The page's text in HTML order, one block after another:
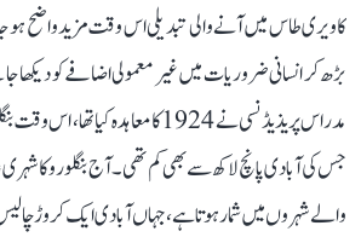
کاویری طاس میں آنے والی تبدیلی اس وقت مزید واضح
بڑھ کر انسانی ضروریات میں غیر معمولی اضافے کو
مدراس پریذیڈنسی نے 1924 کا معاہدہ
جس کی آبادی پانچ لاکھ سے بھی کم تھی۔ آج بنگلورو کا
والے شہروں میں شمار ہوتا ہے، جہاں آبادی ایک کروڑ